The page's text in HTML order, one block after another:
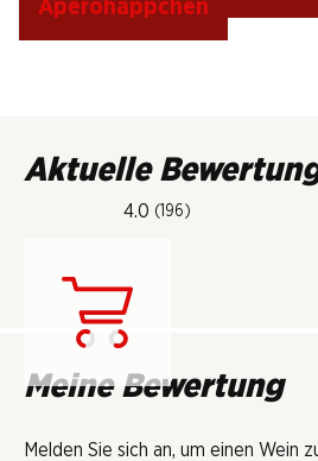
Apérohäppchen
Aktuelle
4.0 (196)
Meine Bewertung
Melden Sie sich an, um einen Wein